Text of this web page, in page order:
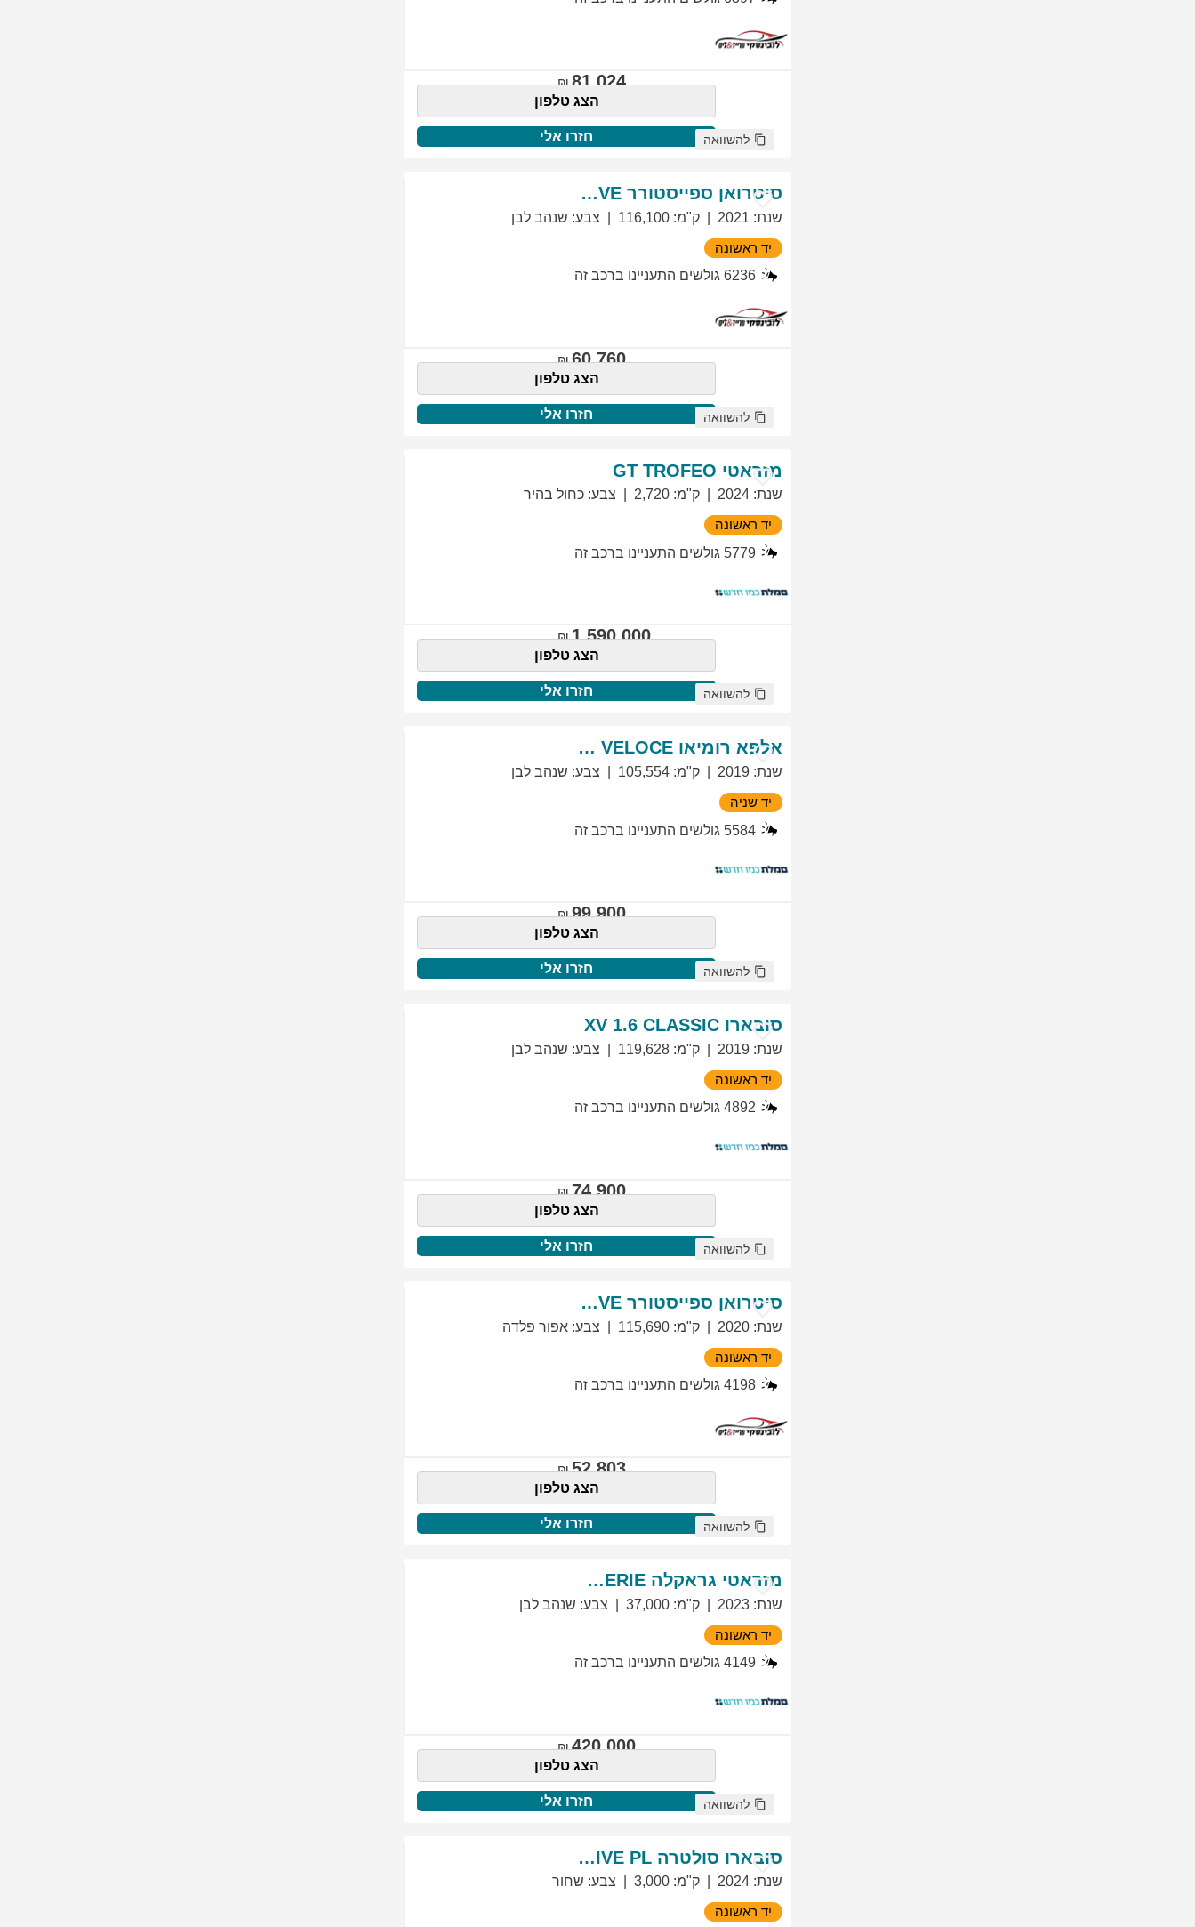
81,024
הצג טלפון
חזרו אלי להשוואה
סיטרואן ספייסטורר EXCLUSIVE
שנת:
2021 ק"מ:
116,100 צבע: שנהב לבן
יד ראשונה
6236 גולשים התעניינו ברכב זה
60,760
הצג טלפון
חזרו אלי להשוואה
מזראטי GT TROFEO
שנת:
2024 ק"מ:
2,720 צבע: כחול בהיר
יד ראשונה
5779 גולשים התעניינו ברכב זה
1,590,000
הצג טלפון
חזרו אלי להשוואה
אלפא רומיאו GIULIETTA VELOCE
שנת:
2019 ק"מ:
105,554 צבע: שנהב לבן
יד שניה
5584 גולשים התעניינו ברכב זה
99,900
הצג טלפון
חזרו אלי להשוואה
סובארו XV 1.6 CLASSIC
שנת:
2019 ק"מ:
119,628 צבע: שנהב לבן
יד ראשונה
4892 גולשים התעניינו ברכב זה
74,900
הצג טלפון
חזרו אלי להשוואה
סיטרואן ספייסטורר EXCLUSIVE
שנת:
2020 ק"מ:
115,690 צבע: אפור פלדה
יד ראשונה
4198 גולשים התעניינו ברכב זה
52,803
הצג טלפון
חזרו אלי להשוואה
מזראטי גראקלה PRIMASERIE
שנת:
2023 ק"מ:
37,000 צבע: שנהב לבן
יד ראשונה
4149 גולשים התעניינו ברכב זה
420,000
הצג טלפון
חזרו אלי להשוואה
סובארו סולטרה EXCLUSIVE PL
שנת:
2024 ק"מ:
3,000 צבע: שחור
יד ראשונה